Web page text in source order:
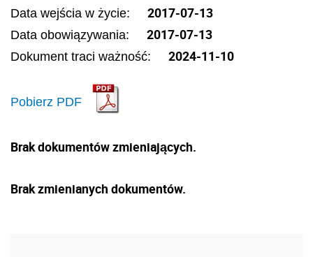
Data wejścia w życie: 2017-07-13
Data obowiązywania: 2017-07-13
Dokument traci ważność: 2024-11-10
Pobierz PDF
Brak dokumentów zmieniających.
Brak zmienianych dokumentów.